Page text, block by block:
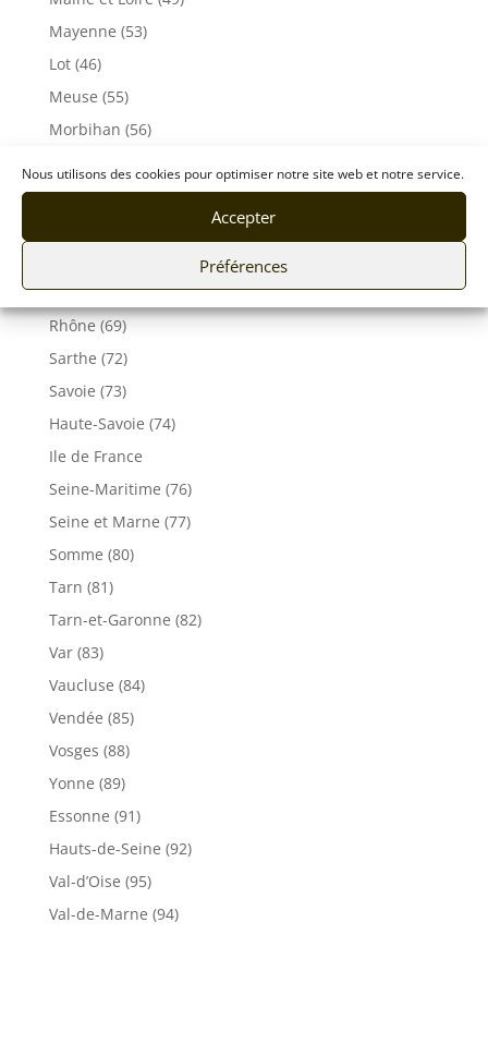
Nous utilisons des cookies pour optimiser notre site web et notre service.
Accepter
Préférences
Mayenne (53)
Lot (46)
Meuse (55)
Morbihan (56)
Orne (61)
Pyrénées-Atlantiques (64)
Rhône (69)
Sarthe (72)
Savoie (73)
Haute-Savoie (74)
Ile de France
Seine-Maritime (76)
Seine et Marne (77)
Somme (80)
Tarn (81)
Tarn-et-Garonne (82)
Var (83)
Vaucluse (84)
Vendée (85)
Vosges (88)
Yonne (89)
Essonne (91)
Hauts-de-Seine (92)
Val-d’Oise (95)
Val-de-Marne (94)